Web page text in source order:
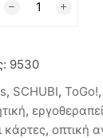
Schubi
9530
, SCHUBI, ToGo!,
,
κάρτες, οπτική